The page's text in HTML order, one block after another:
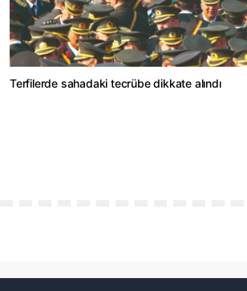
Terfilerde sahadaki tecrübe dikkate alındı